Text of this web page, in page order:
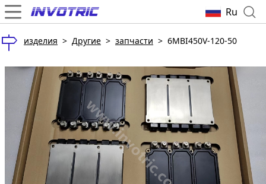
Ru
изделия > Другие > запчасти > 6MBI450V-120-50